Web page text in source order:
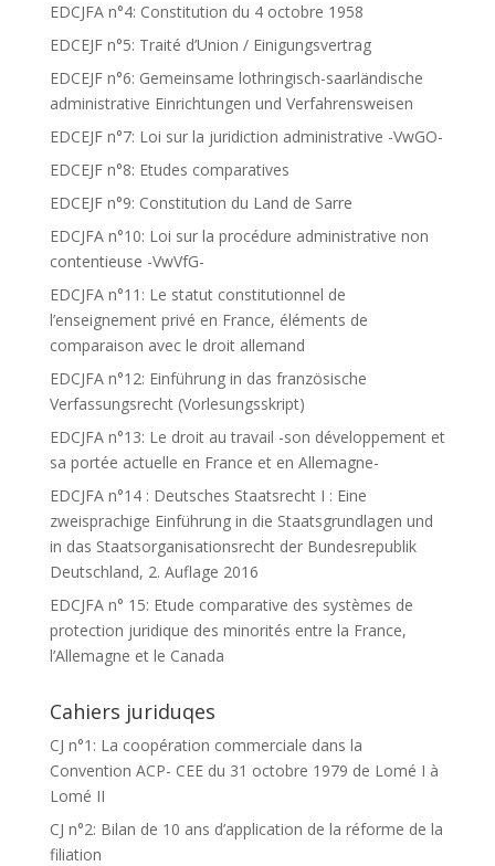
EDCJFA n°4: Constitution du 4 octobre 1958
EDCEJF n°5: Traité d’Union / Einigungsvertrag
EDCEJF n°6: Gemeinsame lothringisch-saarländische
administrative Einrichtungen und Verfahrensweisen
EDCEJF n°7: Loi sur la juridiction administrative -VwGO-
EDCEJF n°8: Etudes comparatives
EDCEJF n°9: Constitution du Land de Sarre
EDCJFA n°10: Loi sur la procédure administrative non
contentieuse -VwVfG-
EDCJFA n°11: Le statut constitutionnel de
l’enseignement privé en France, éléments de
comparaison avec le droit allemand
EDCJFA n°12: Einführung in das französische
Verfassungsrecht (Vorlesungsskript)
EDCJFA n°13: Le droit au travail -son développement et
sa portée actuelle en France et en Allemagne-
EDCJFA n°14 : Deutsches Staatsrecht I : Eine
zweisprachige Einführung in die Staatsgrundlagen und
in das Staatsorganisationsrecht der Bundesrepublik
Deutschland, 2. Auflage 2016
EDCJFA n° 15: Etude comparative des systèmes de
protection juridique des minorités entre la France,
l’Allemagne et le Canada
Cahiers juriduqes
CJ n°1: La coopération commerciale dans la
Convention ACP- CEE du 31 octobre 1979 de Lomé I à
Lomé II
CJ n°2: Bilan de 10 ans d’application de la réforme de la
filiation